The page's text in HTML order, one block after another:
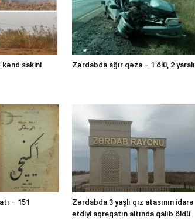
kənd sakini
Zərdabda ağır qəza – 1 ölü, 2 yaralı
– 151
Zərdabda 3 yaşlı qız atasının idarə
etdiyi aqreqatın altında qalıb öldü